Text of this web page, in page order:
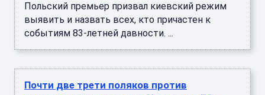
Польский премьер призвал киевский режим
выявить и назвать всех, кто причастен к
событиям 83-летней давности. ...
Почти две трети поляков против